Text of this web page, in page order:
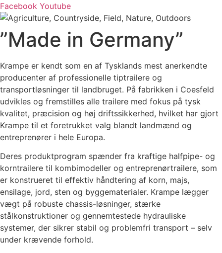
Facebook Youtube
”Made in Germany”
Krampe er kendt som en af Tysklands mest anerkendte
producenter af professionelle tiptrailere og
transportløsninger til landbruget. På fabrikken i Coesfeld
udvikles og fremstilles alle trailere med fokus på tysk
kvalitet, præcision og høj driftssikkerhed, hvilket har gjort
Krampe til et foretrukket valg blandt landmænd og
entreprenører i hele Europa.
Deres produktprogram spænder fra kraftige halfpipe- og
korntrailere til kombimodeller og entreprenørtrailere, som
er konstrueret til effektiv håndtering af korn, majs,
ensilage, jord, sten og byggematerialer. Krampe lægger
vægt på robuste chassis-løsninger, stærke
stålkonstruktioner og gennemtestede hydrauliske
systemer, der sikrer stabil og problemfri transport – selv
under krævende forhold.